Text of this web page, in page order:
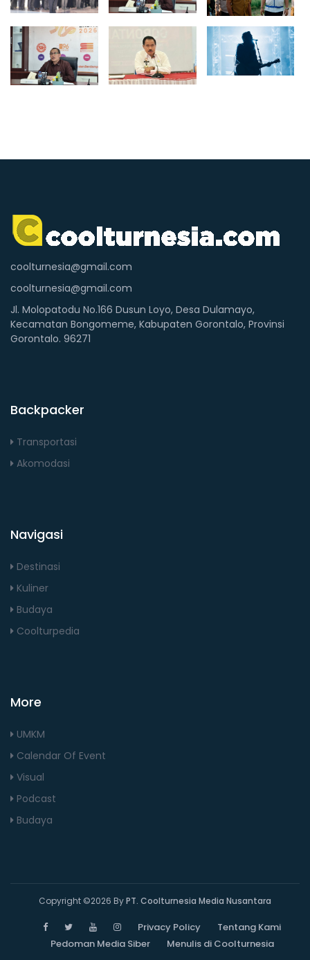
coolturnesia@gmail.com
coolturnesia@gmail.com
Jl. Molopatodu No.166 Dusun Loyo, Desa Dulamayo,
Kecamatan Bongomeme, Kabupaten Gorontalo, Provinsi
Gorontalo. 96271
Backpacker
Transportasi
Akomodasi
Navigasi
Destinasi
Kuliner
Budaya
Coolturpedia
More
UMKM
Calendar Of Event
Visual
Podcast
Budaya
Copyright ©2026 ByPT. Coolturnesia Media Nusantara
Privacy Policy
Tentang Kami
Pedoman Media Siber
Menulis di Coolturnesia